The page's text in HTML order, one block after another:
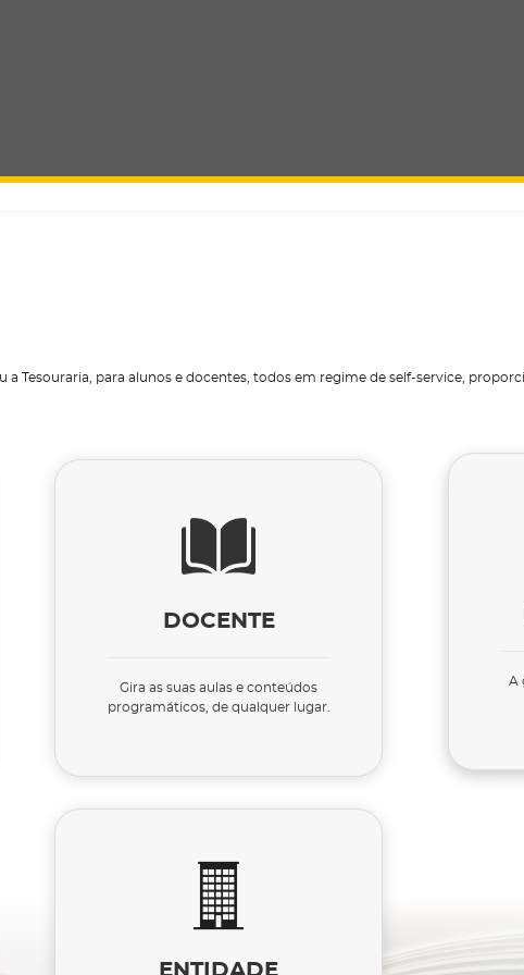
Tesouraria, para alunos e docentes, todos em regime de self-service,
DOCENTE
Gira as suas aulas e conteúdos
programáticos, de qualquer lugar.
A